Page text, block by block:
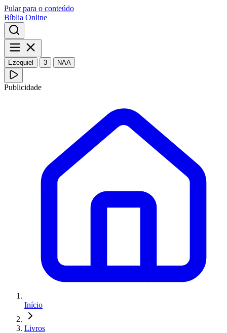
Pular para o conteúdo
Bíblia Online
Ezequiel 3 NAA
Publicidade
Início
Livros